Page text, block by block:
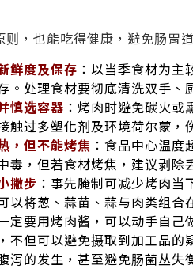
，也能吃得健康，避免肠胃
鲜度及保存 ：以当季食材为
。处理食材要彻底清洗双手、
慎选容器 ：烤肉时避免碳火
触过多塑化剂及环境荷尔蒙，
，但不能烤焦 ：食品中心温
毒，但若食材烤焦，建议剥除
撇步 ：事先腌制可减少烤肉
以将葱、蒜苗、蒜与肉类组合
定要用烤肉酱，可以动手自己
不但可以避免摄取到加工品
泻的发生，甚至避免肠菌丛失